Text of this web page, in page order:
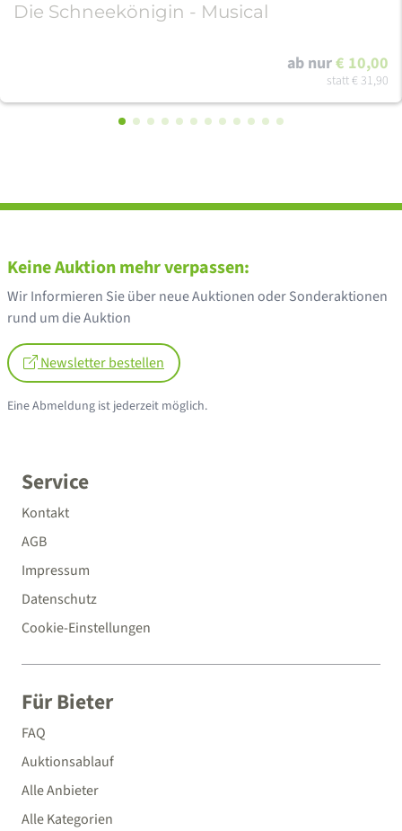
Die Schneekönigin - Musical
ab nur€ 10,00
statt€ 31,90
Service
Kontakt
AGB
Impressum
Datenschutz
Cookie-Einstellungen
Für Bieter
FAQ
Auktionsablauf
Alle Anbieter
Alle Kategorien
Keine Auktion mehr verpassen:
Wir Informieren Sie über neue Auktionen oder Sonderaktionen
rund um die Auktion
Newsletter bestellen
Eine Abmeldung ist jederzeit möglich.